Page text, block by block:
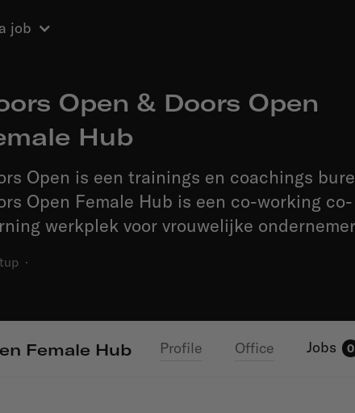
job
Open & Doors Open
Hub
Open is een trainings en coachings
Open Female Hub is een co-working co-
werkplek voor vrouwelijke
·
Female Hub Profile Office Jobs 0